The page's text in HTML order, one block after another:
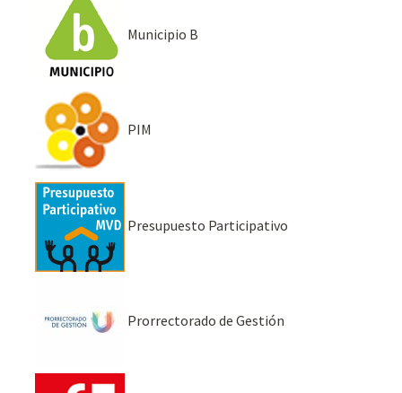
Municipio B
PIM
Presupuesto Participativo
Prorrectorado de Gestión